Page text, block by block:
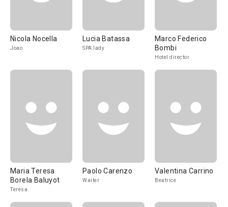
Nicola Nocella
Joao
Lucia Batassa
SPA lady
Marco Federico
Bombi
Hotel director
Maria Teresa
Borela Baluyot
Teresa
Paolo Carenzo
Waiter
Valentina Carrino
Beatrice